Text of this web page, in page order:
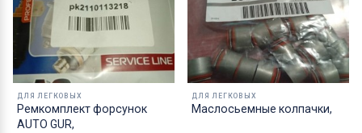
ДЛЯ ЛЕГКОВЫХ
Ремкомплект форсунок
AUTO GUR,
ДЛЯ ЛЕГКОВЫХ
Маслосьемные колпачки,